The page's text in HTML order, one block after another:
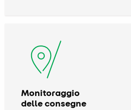
Monitoraggio
delle consegne